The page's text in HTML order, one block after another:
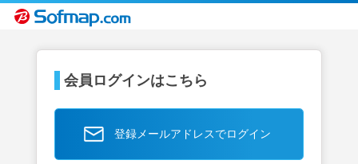
会員ログインはこちら
登録メールアドレスでログイン